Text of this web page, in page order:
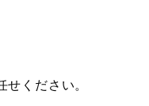
ください。